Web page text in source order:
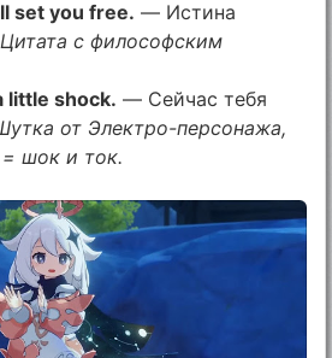
set you free. — Истина
Цитата с философским
little shock. — Сейчас тебя
от Электро-персонажа,
шок и ток.